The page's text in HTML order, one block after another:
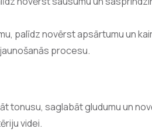
palīdz novērst apsārtumu un
procesu.
tonusu, saglabāt gludumu un
videi.